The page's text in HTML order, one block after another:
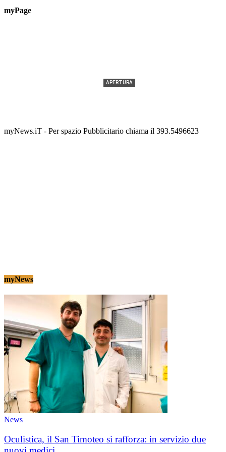
myPage
APERTURA
myNews.iT - Per spazio Pubblicitario chiama il 393.5496623
myNews
News
Oculistica, il San Timoteo si rafforza: in servizio due